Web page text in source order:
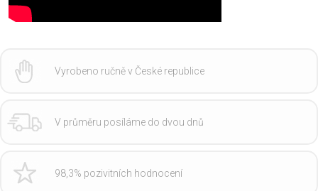
Vyrobeno ručně v České republice
V průměru posíláme do dvou dnů
98,3% pozivitních hodnocení